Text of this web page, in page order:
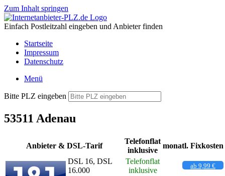
Zum Inhalt springen
Einfach Postleitzahl eingeben und Anbieter finden
Startseite
Impressum
Datenschutz
Menü
Bitte PLZ eingeben
53511 Adenau
Anbieter & DSL-Tarif
Telefonflat
inklusive
monatl. Fixkosten
DSL 16, DSL
16.000
Telefonflat
inklusive
ab 9,99 €